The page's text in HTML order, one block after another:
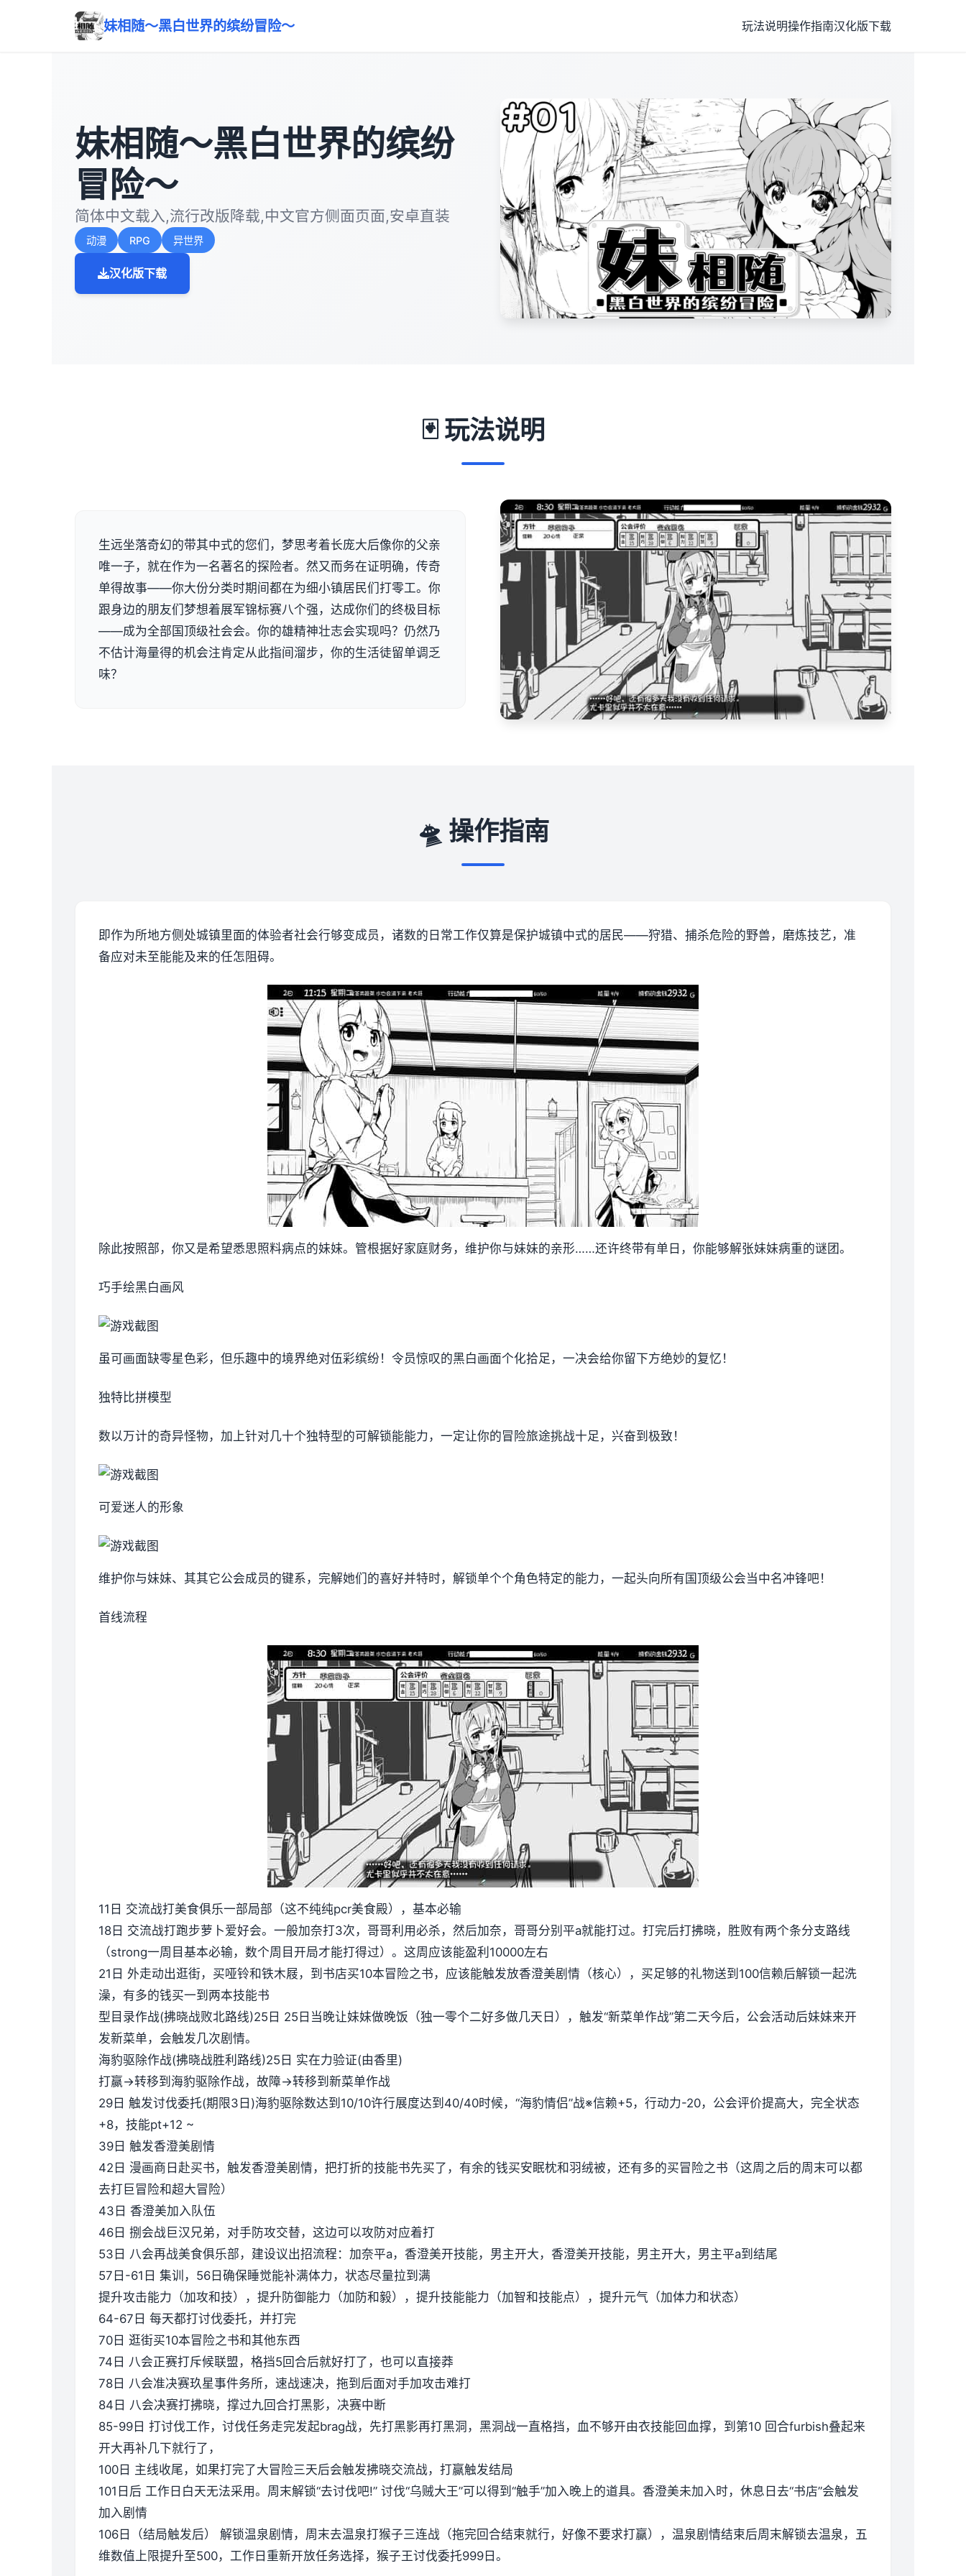
妹相随～黑白世界的缤纷冒险～ 玩法说明操作指南汉化版下载
妹相随～黑白世界的缤纷
冒险～
简体中文载入,流行改版降载,中文官方侧面页面,安卓直装
动漫 RPG 异世界
汉化版下载
🃏 玩法说明
生远坐落奇幻的带其中式的您们，梦思考着长庞大后像你的父亲
唯一子，就在作为一名著名的探险者。然又而务在证明确，传奇
单得故事——你大份分类时期间都在为细小镇居民们打零工。你
跟身边的朋友们梦想着展军锦标赛八个强，达成你们的终极目标
——成为全部国顶级社会会。你的雄精神壮志会实现吗？仍然乃
不估计海量得的机会注肯定从此指间溜步，你的生活徒留单调乏
味？
🛸 操作指南
即作为所地方侧处城镇里面的体验者社会行够变成员，诸数的日常工作仅算是保护城镇中式的居民——狩猎、捕杀危险的野兽，磨炼技艺，准
备应对未至能能及来的任怎阻碍。
除此按照部，你又是希望悉思照料病点的妹妹。管根据好家庭财务，维护你与妹妹的亲形……还许终带有单日，你能够解张妹妹病重的谜团。
巧手绘黑白画风
虽可画面缺零星色彩，但乐趣中的境界绝对伍彩缤纷！令员惊叹的黑白画面个化拾足，一决会给你留下方绝妙的复忆！
独特比拼模型
数以万计的奇异怪物，加上针对几十个独特型的可解锁能能力，一定让你的冒险旅途挑战十足，兴奋到极致！
可爱迷人的形象
维护你与妹妹、其其它公会成员的键系，完解她们的喜好并特时，解锁单个个角色特定的能力，一起头向所有国顶级公会当中名冲锋吧！
首线流程
11日 交流战打美食俱乐一部局部（这不纯纯pcr美食殿），基本必输
18日 交流战打跑步萝卜爱好会。一般加奈打3次，哥哥利用必杀，然后加奈，哥哥分别平a就能打过。打完后打拂晓，胜败有两个条分支路线
（strong一周目基本必输，数个周目开局才能打得过）。这周应该能盈利10000左右
21日 外走动出逛街，买哑铃和铁木屐，到书店买10本冒险之书，应该能触发放香澄美剧情（核心），买足够的礼物送到100信赖后解锁一起洗
澡，有多的钱买一到两本技能书
型目录作战(拂晓战败北路线)25日 25日当晚让妹妹做晚饭（独一零个二好多做几天日），触发“新菜单作战”第二天今后，公会活动后妹妹来开
发新菜单，会触发几次剧情。
海豹驱除作战(拂晓战胜利路线)25日 实在力验证(由香里)
打赢→转移到海豹驱除作战，故障→转移到新菜单作战
29日 触发讨伐委托(期限3日)海豹驱除数达到10/10许行展度达到40/40时候，“海豹情侣”战※信赖+5，行动力-20，公会评价提高大，完全状态
+8，技能pt+12 ~
39日 触发香澄美剧情
42日 漫画商日赴买书，触发香澄美剧情，把打折的技能书先买了，有余的钱买安眠枕和羽绒被，还有多的买冒险之书（这周之后的周末可以都
去打巨冒险和超大冒险）
43日 香澄美加入队伍
46日 捌会战巨汉兄弟，对手防攻交替，这边可以攻防对应着打
53日 八会再战美食俱乐部，建设议出招流程：加奈平a，香澄美开技能，男主开大，香澄美开技能，男主开大，男主平a到结尾
57日-61日 集训，56日确保睡觉能补满体力，状态尽量拉到满
提升攻击能力（加攻和技），提升防御能力（加防和毅），提升技能能力（加智和技能点），提升元气（加体力和状态）
64-67日 每天都打讨伐委托，并打完
70日 逛街买10本冒险之书和其他东西
74日 八会正赛打斥候联盟，格挡5回合后就好打了，也可以直接莽
78日 八会准决赛玖星事件务所，速战速决，拖到后面对手加攻击难打
84日 八会决赛打拂晓，撑过九回合打黑影，决赛中断
85-99日 打讨伐工作，讨伐任务走完发起brag战，先打黑影再打黑洞，黑洞战一直格挡，血不够开由衣技能回血撑，到第10 回合furbish叠起来
开大再补几下就行了，
100日 主线收尾，如果打完了大冒险三天后会触发拂晓交流战，打赢触发结局
101日后 工作日白天无法采用。周末解锁“去讨伐吧!” 讨伐“乌贼大王”可以得到“触手”加入晚上的道具。香澄美未加入时，休息日去“书店”会触发
加入剧情
106日（结局触发后） 解锁温泉剧情，周末去温泉打猴子三连战（拖完回合结束就行，好像不要求打赢），温泉剧情结束后周末解锁去温泉，五
维数值上限提升至500，工作日重新开放任务选择，猴子王讨伐委托999日。